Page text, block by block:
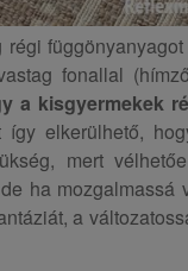
fonallal
a kisgyermekek
így elkerülhető,
mert
ha mozgalmassá
a